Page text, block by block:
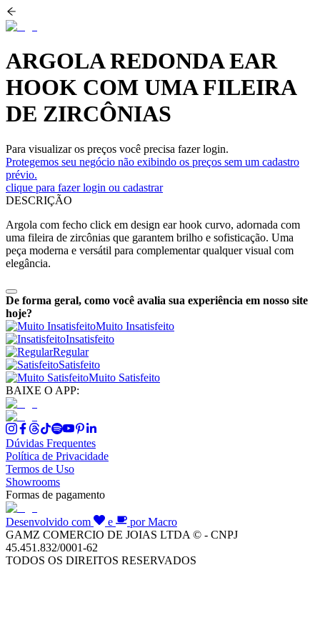
ARGOLA REDONDA EAR
HOOK COM UMA FILEIRA
DE ZIRCÔNIAS
Para visualizar os preços você precisa fazer login.
Protegemos seu negócio não exibindo os preços sem um cadastro
prévio.
clique para fazer login ou cadastrar
DESCRIÇÃO
Argola com fecho click em design ear hook curvo, adornada com
uma fileira de zircônias que garantem brilho e sofisticação. Uma
peça moderna e versátil para complementar qualquer visual com
elegância.
De forma geral, como você avalia sua experiência em nosso site
hoje?
Muito Insatisfeito
Insatisfeito
Regular
Satisfeito
Muito Satisfeito
BAIXE O APP:
Dúvidas Frequentes
Política de Privacidade
Termos de Uso
Showrooms
Formas de pagamento
Desenvolvido com e
por Macro
GAMZ COMERCIO DE JOIAS LTDA © - CNPJ
45.451.832/0001-62
TODOS OS DIREITOS RESERVADOS